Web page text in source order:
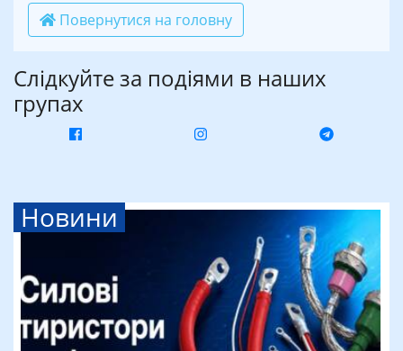
Повернутися на головну
Слідкуйте за подіями в наших
групах
Новини